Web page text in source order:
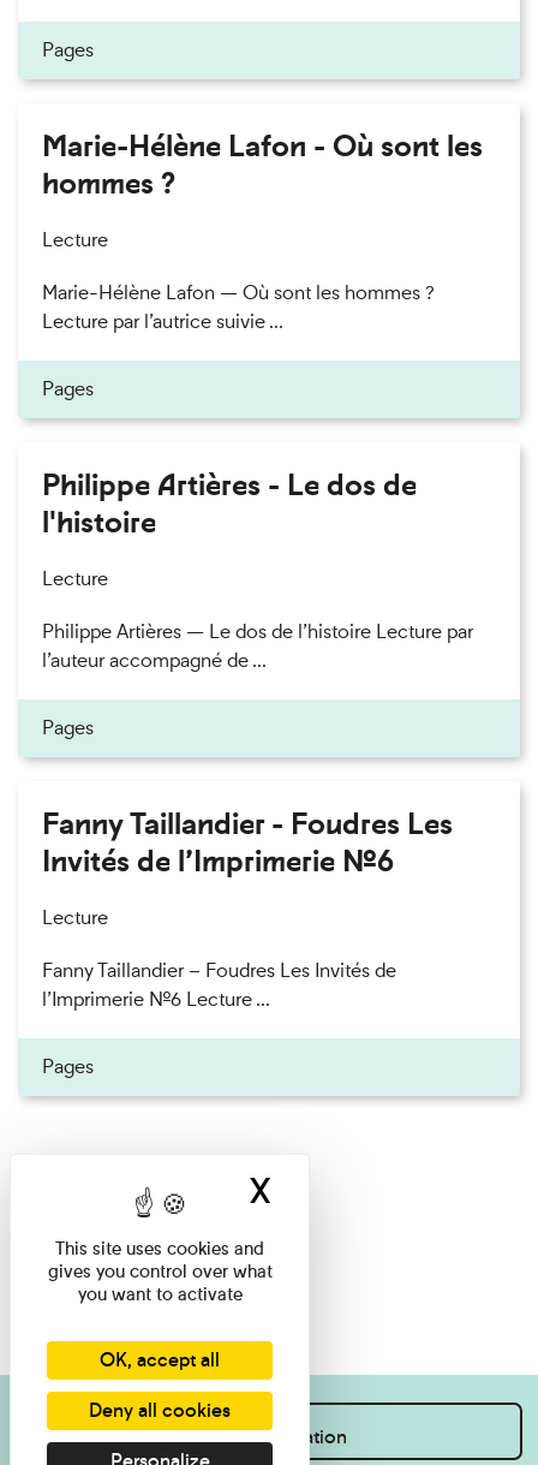
Pages
Marie-Hélène Lafon - Où sont les
hommes ?
Lecture
Marie-Hélène Lafon — Où sont les hommes ?
Lecture par l’autrice suivie ...
Pages
Philippe Artières - Le dos de
l'histoire
Lecture
Philippe Artières — Le dos de l’histoire Lecture par
l’auteur accompagné de ...
Pages
Fanny Taillandier - Foudres Les
Invités de l’Imprimerie n°6
Lecture
Fanny Taillandier – Foudres Les Invités de
l’Imprimerie n°6 Lecture ...
Pages
I want information
This site uses cookies and
gives you control over what
you want to activate
OK, accept all
Deny all cookies
X